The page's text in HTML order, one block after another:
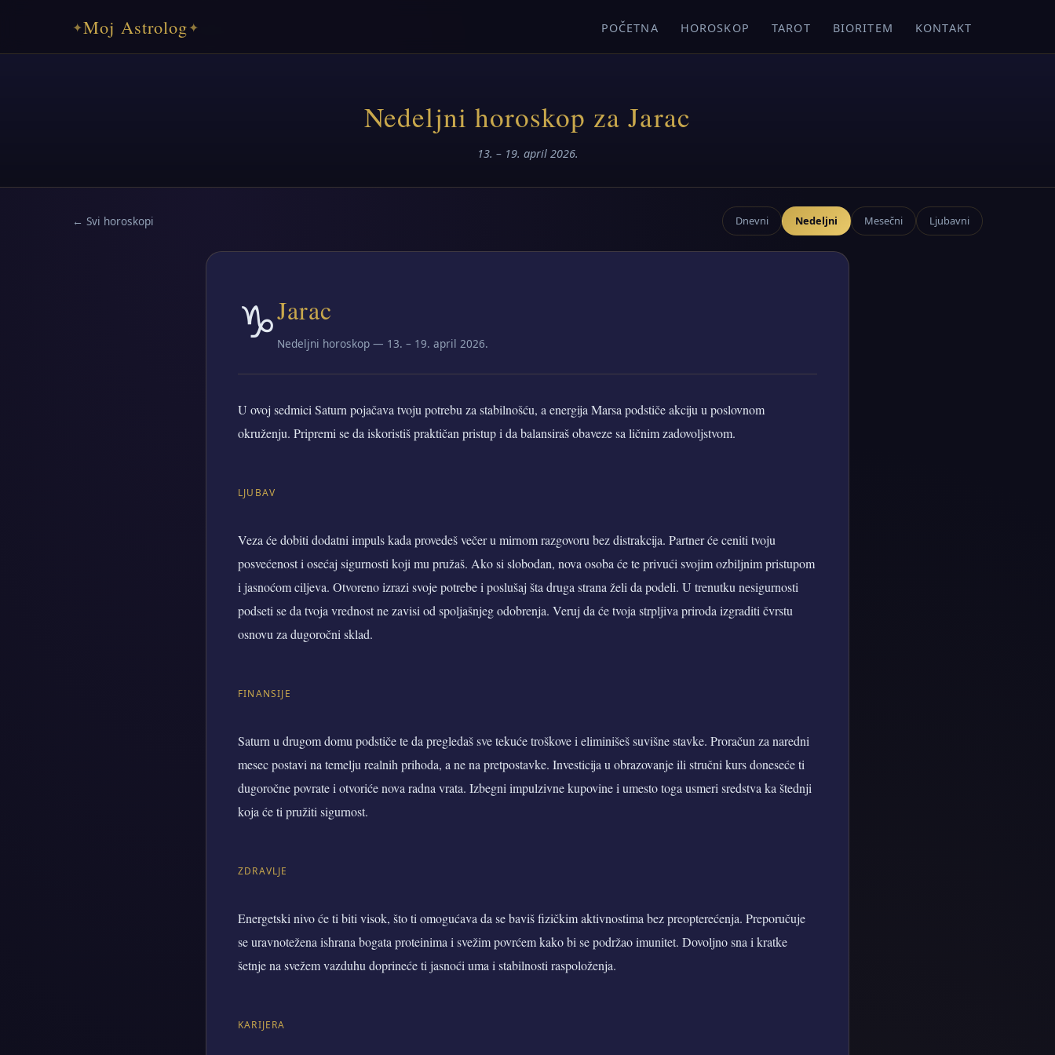
✦Moj Astrolog✦ POČETNA HOROSKOP TAROT BIORITEM KONTAKT
Nedeljni horoskop za Jarac
13. – 19. april 2026.
← Svi horoskopi Dnevni Nedeljni Mesečni Ljubavni
♑Jarac
Nedeljni horoskop — 13. – 19. april 2026.
U ovoj sedmici Saturn pojačava tvoju potrebu za stabilnošću, a energija Marsa podstiče akciju u poslovnom
okruženju. Pripremi se da iskoristiš praktičan pristup i da balansiraš obaveze sa ličnim zadovoljstvom.
LJUBAV
Veza će dobiti dodatni impuls kada provedeš večer u mirnom razgovoru bez distrakcija. Partner će ceniti tvoju
posvećenost i osećaj sigurnosti koji mu pružaš. Ako si slobodan, nova osoba će te privući svojim ozbiljnim pristupom
i jasnoćom ciljeva. Otvoreno izrazi svoje potrebe i poslušaj šta druga strana želi da podeli. U trenutku nesigurnosti
podseti se da tvoja vrednost ne zavisi od spoljašnjeg odobrenja. Veruj da će tvoja strpljiva priroda izgraditi čvrstu
osnovu za dugoročni sklad.
FINANSIJE
Saturn u drugom domu podstiče te da pregledaš sve tekuće troškove i eliminišeš suvišne stavke. Proračun za naredni
mesec postavi na temelju realnih prihoda, a ne na pretpostavke. Investicija u obrazovanje ili stručni kurs doneseće ti
dugoročne povrate i otvoriće nova radna vrata. Izbegni impulzivne kupovine i umesto toga usmeri sredstva ka štednji
koja će ti pružiti sigurnost.
ZDRAVLJE
Energetski nivo će ti biti visok, što ti omogućava da se baviš fizičkim aktivnostima bez preopterećenja. Preporučuje
se uravnotežena ishrana bogata proteinima i svežim povrćem kako bi se podržao imunitet. Dovoljno sna i kratke
šetnje na svežem vazduhu doprineće ti jasnoći uma i stabilnosti raspoloženja.
KARIJERA